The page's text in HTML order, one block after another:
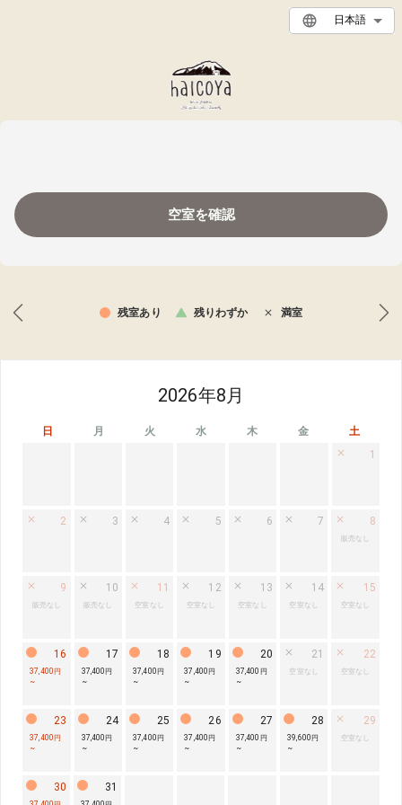
日本語
空室を確認
残室あり 残りわずか 満室
2026年8月
日 月 火 水 木 金
土
1
2 3 4 5 6 7 8
販売なし
9
販売なし
10
販売なし
11
空室なし
12
空室なし
13
空室なし
14
空室なし
15
空室なし
16
37,400円
~
17
37,400円
~
18
37,400円
~
19
37,400円
~
20
37,400円
~
21
空室なし
22
空室なし
23
37,400円
~
24
37,400円
~
25
37,400円
~
26
37,400円
~
27
37,400円
~
28
39,600円
~
29
空室なし
30 31